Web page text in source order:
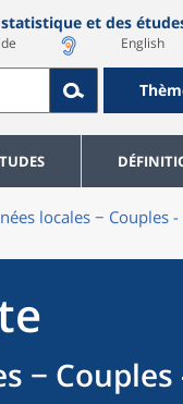
English
locales − Couples
−